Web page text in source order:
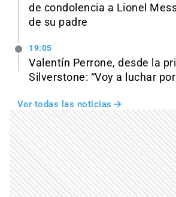
de condolencia a Lionel
de su padre
19:05
Valentín Perrone, desde la
Silverstone: “Voy a luchar
Ver todas las noticias